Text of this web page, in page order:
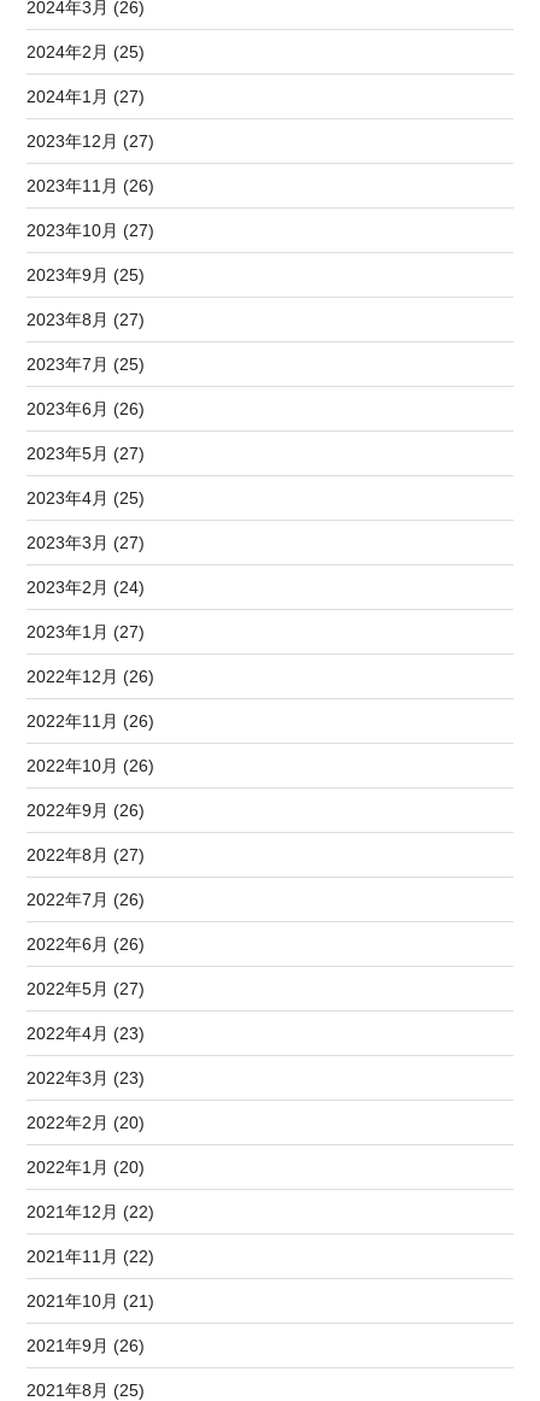
2024年3月 (26)
2024年2月 (25)
2024年1月 (27)
2023年12月 (27)
2023年11月 (26)
2023年10月 (27)
2023年9月 (25)
2023年8月 (27)
2023年7月 (25)
2023年6月 (26)
2023年5月 (27)
2023年4月 (25)
2023年3月 (27)
2023年2月 (24)
2023年1月 (27)
2022年12月 (26)
2022年11月 (26)
2022年10月 (26)
2022年9月 (26)
2022年8月 (27)
2022年7月 (26)
2022年6月 (26)
2022年5月 (27)
2022年4月 (23)
2022年3月 (23)
2022年2月 (20)
2022年1月 (20)
2021年12月 (22)
2021年11月 (22)
2021年10月 (21)
2021年9月 (26)
2021年8月 (25)